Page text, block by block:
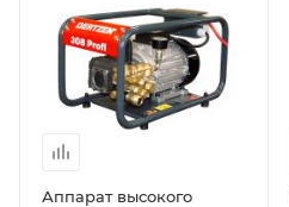
Аппарат высокого